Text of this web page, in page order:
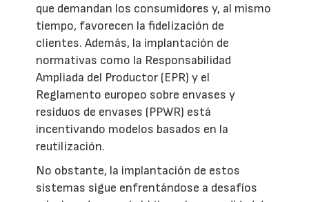
que demandan los consumidores y, al mismo
tiempo, favorecen la fidelización de
clientes. Además, la implantación de
normativas como la Responsabilidad
Ampliada del Productor (EPR) y el
Reglamento europeo sobre envases y
residuos de envases (PPWR) está
incentivando modelos basados en la
reutilización.
No obstante, la implantación de estos
sistemas sigue enfrentándose a desafíos